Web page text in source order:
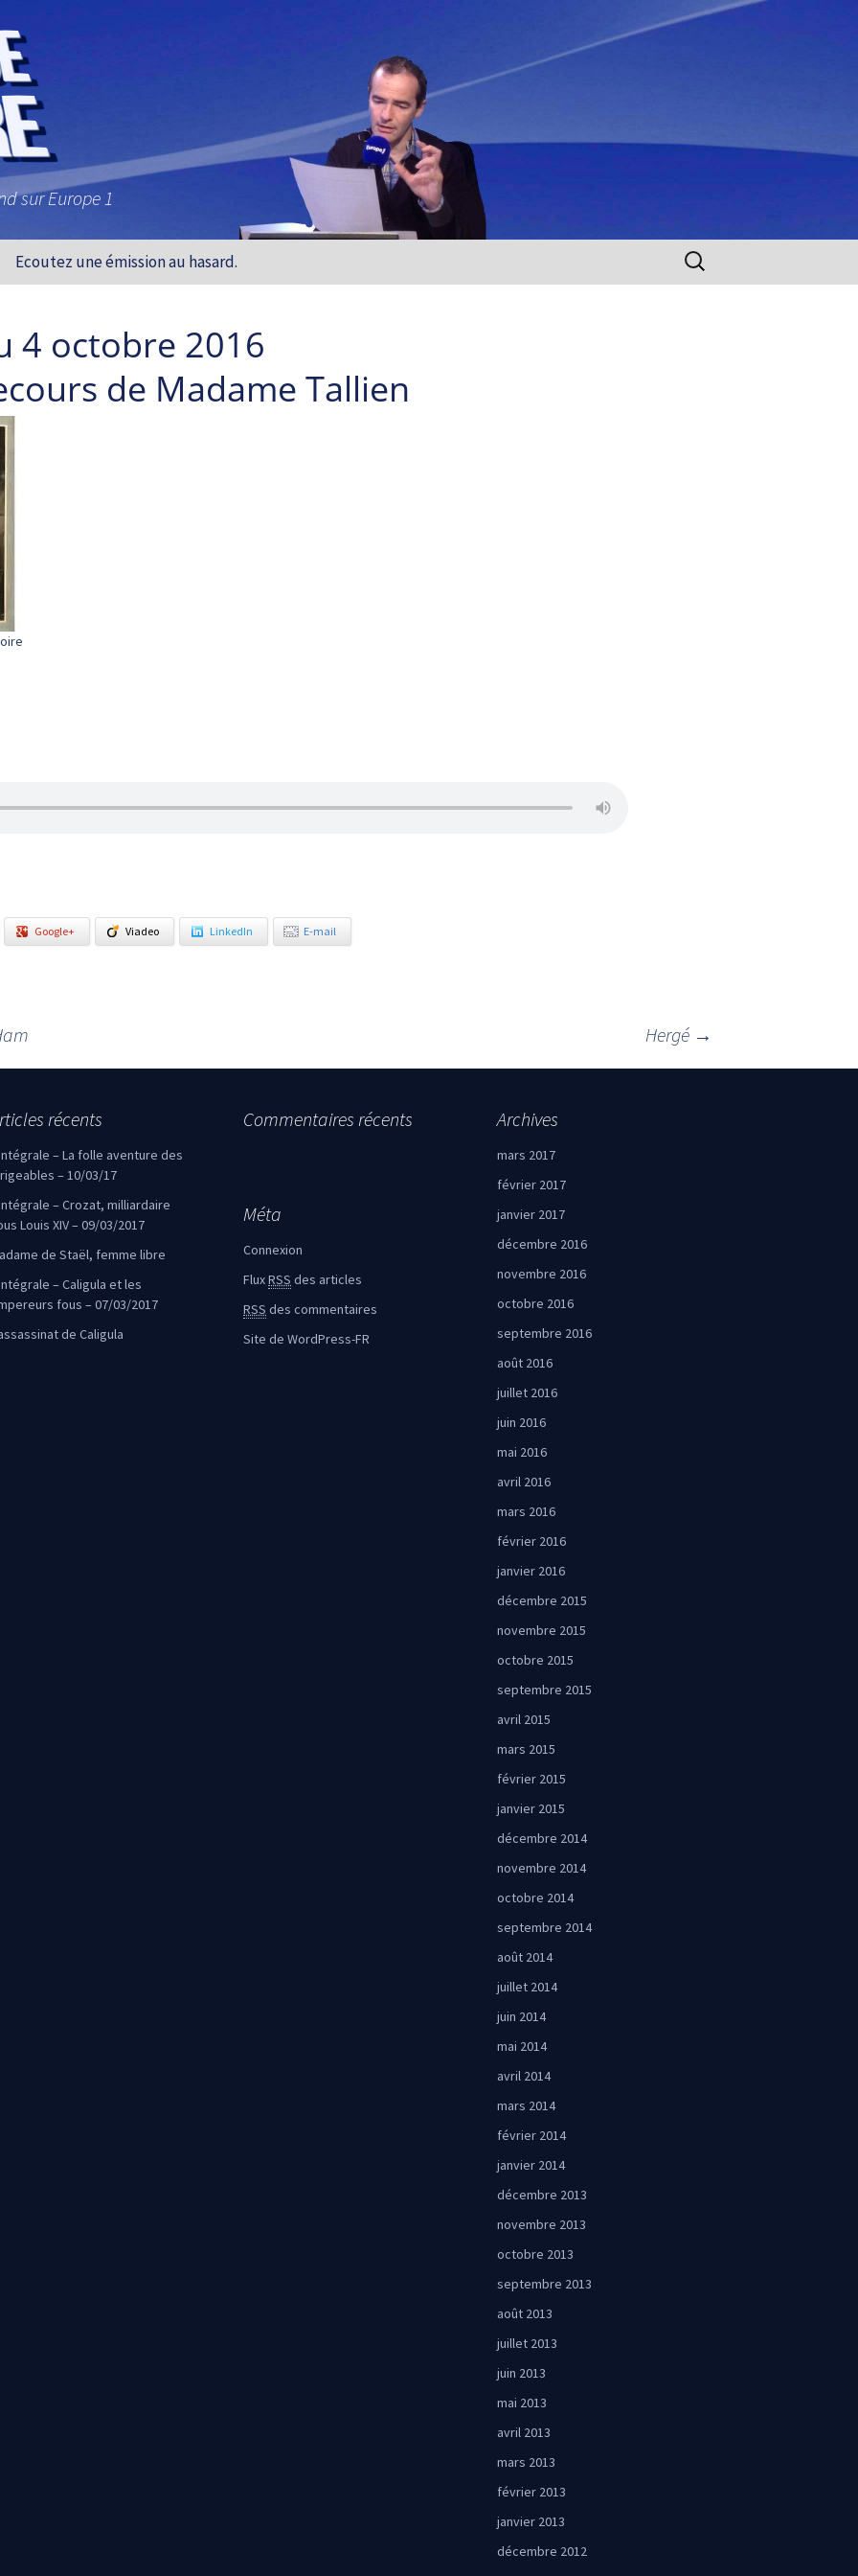
sur Europe 1
Ecoutez une émission au hasard. Rechercher :
4 octobre 2016
de Madame Tallien
Google+ Viadeo LinkedIn E-mail
Hergé →
récents
– La folle aventure des
– 10/03/17
– Crozat, milliardaire
Louis XIV – 09/03/2017
de Staël, femme libre
– Caligula et les
fous – 07/03/2017
de Caligula
Commentaires récents Archives
mars 2017
février 2017
janvier 2017
décembre 2016
novembre 2016
octobre 2016
septembre 2016
août 2016
juillet 2016
juin 2016
mai 2016
avril 2016
mars 2016
février 2016
janvier 2016
décembre 2015
novembre 2015
octobre 2015
septembre 2015
avril 2015
mars 2015
février 2015
janvier 2015
décembre 2014
novembre 2014
octobre 2014
septembre 2014
août 2014
juillet 2014
juin 2014
mai 2014
avril 2014
mars 2014
février 2014
janvier 2014
décembre 2013
novembre 2013
octobre 2013
septembre 2013
août 2013
juillet 2013
juin 2013
mai 2013
avril 2013
mars 2013
février 2013
janvier 2013
décembre 2012
Méta
Connexion
FluxRSS des articles
RSS des commentaires
Site de WordPress-FR